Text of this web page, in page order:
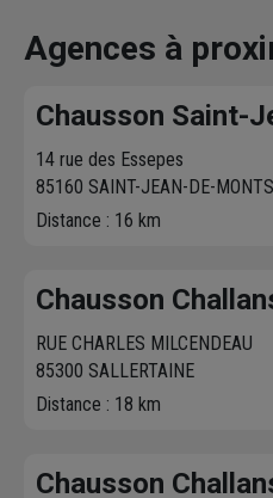
vous contacte pour
fixer le meilleur
livraison. Bonus :
Nous livrons jusqu'au
7ème étage.
sur
Agences à
Chausson Saint-
14 rue des Essepes
85160 SAINT-JEAN-DE-MONTS
Distance : 16 km
Chausson
RUE CHARLES MILCENDEAU
85300 SALLERTAINE
Distance : 18 km
Chausson